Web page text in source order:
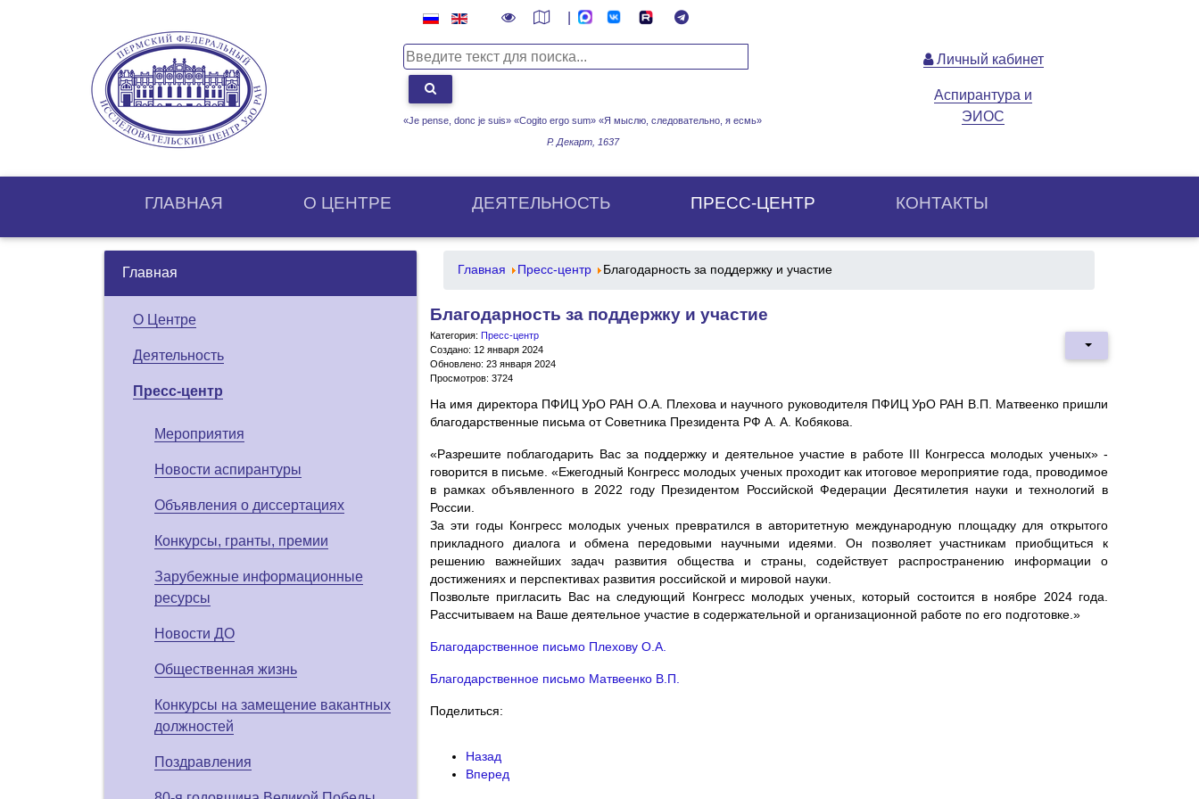
«Je pense, donc je suis» «Cogito ergo sum» «Я мыслю, следовательно, я есмь»
Р. Декарт, 1637
Личный кабинет
Аспирантура и
ЭИОС
ГЛАВНАЯ О ЦЕНТРE ДЕЯТЕЛЬНОСТЬ ПРЕСС-ЦЕНТР КОНТАКТЫ
Главная
О Центре
Деятельность
Пресс-центр
Мероприятия
Новости аспирантуры
Объявления о диссертациях
Конкурсы, гранты, премии
Зарубежные информационные
ресурсы
Новости ДО
Общественная жизнь
Конкурсы на замещение вакантных
должностей
Поздравления
Главная Пресс-центр Благодарность за поддержку и участие
Благодарность за поддержку и участие
Категория: Пресс-центр
Создано: 12 января 2024
Обновлено: 23 января 2024
Просмотров: 3724
На имя директора ПФИЦ УрО РАН О.А. Плехова и научного руководителя ПФИЦ УрО РАН В.П. Матвеенко пришли
благодарственные письма от Советника Президента РФ А. А. Кобякова.
«Разрешите поблагодарить Вас за поддержку и деятельное участие в работе III Конгресса молодых ученых» -
говорится в письме. «Ежегодный Конгресс молодых ученых проходит как итоговое мероприятие года, проводимое
в рамках объявленного в 2022 году Президентом Российской Федерации Десятилетия науки и технологий в
России.
За эти годы Конгресс молодых ученых превратился в авторитетную международную площадку для открытого
прикладного диалога и обмена передовыми научными идеями. Он позволяет участникам приобщиться к
решению важнейших задач развития общества и страны, содействует распространению информации о
достижениях и перспективах развития российской и мировой науки.
Позвольте пригласить Вас на следующий Конгресс молодых ученых, который состоится в ноябре 2024 года.
Рассчитываем на Ваше деятельное участие в содержательной и организационной работе по его подготовке.»
Благодарственное письмо Плехову О.А.
Благодарственное письмо Матвеенко В.П.
Поделиться:
Назад
Вперед